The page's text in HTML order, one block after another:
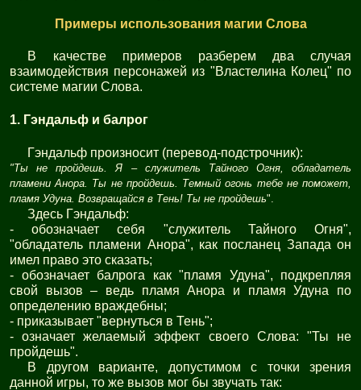
Примеры использования магии Слова
В качестве примеров разберем два случая
взаимодействия персонажей из "Властелина Колец" по
системе магии Слова.
1. Гэндальф и балрог
Гэндальф произносит (перевод-подстрочник):
"Ты не пройдешь. Я – служитель Тайного Огня, обладатель
пламени Анора. Ты не пройдешь. Темный огонь тебе не поможет,
пламя Удуна. Возвращайся в Тень! Ты не пройдешь".
Здесь Гэндальф:
- обозначает себя "служитель Тайного Огня",
"обладатель пламени Анора", как посланец Запада он
имел право это сказать;
- обозначает балрога как "пламя Удуна", подкрепляя
свой вызов – ведь пламя Анора и пламя Удуна по
определению враждебны;
- приказывает "вернуться в Тень";
- означает желаемый эффект своего Слова: "Ты не
пройдешь".
В другом варианте, допустимом с точки зрения
данной игры, то же вызов мог бы звучать так: